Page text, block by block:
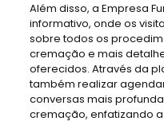
Além disso, a Empresa
informativo, onde os
sobre todos os
cremação e mais
oferecidos. Através da
também realizar
conversas mais
cremação, enfatizando